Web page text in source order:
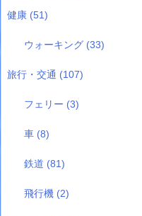
健康 (51)
ウォーキング (33)
旅行・交通 (107)
フェリー (3)
車 (8)
鉄道 (81)
飛行機 (2)